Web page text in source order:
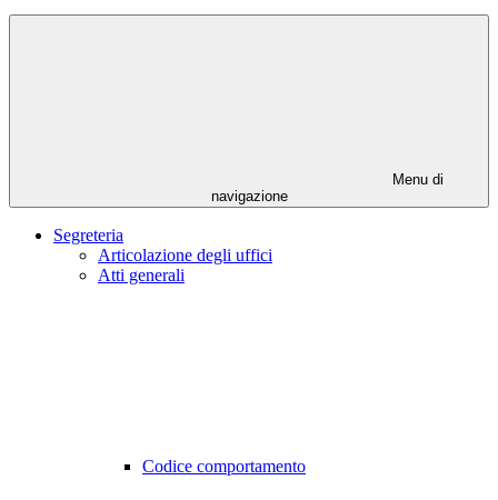
Menu di
navigazione
Segreteria
Articolazione degli uffici
Atti generali
Codice comportamento